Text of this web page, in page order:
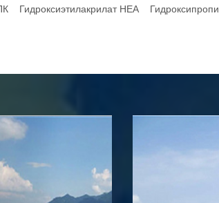
Гидроксиэтилакрилат НЕА